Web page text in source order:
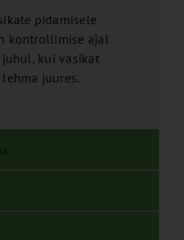
pidamisele
kontrollimise ajal
kui vasikat
juures.